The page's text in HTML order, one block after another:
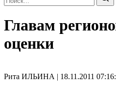
Главам
оценки
Рита ИЛЬИНА | 18.11.2011